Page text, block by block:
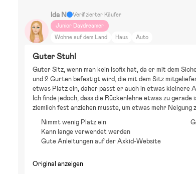
Ida N
Verifizierter Käufer
Junior Daydreamer
Wohne auf dem Land
Haus Auto
Guter Stuhl
Guter Sitz, wenn man kein Isofix hat, da er mit dem
und 2 Gurten befestigt wird, die mit dem Sitz
etwas Platz ein, daher passt er auch in etwas kleinere
Ich finde jedoch, dass die Rückenlehne etwas zu gerade
ziemlich fest anziehen musste, um etwas mehr Neigung
Nimmt wenig Platz ein
Kann lange verwendet werden
Gute Anleitungen auf der Axkid-Website
Original anzeigen